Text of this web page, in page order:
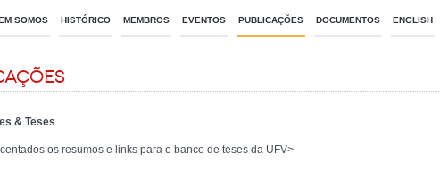
SOMOS HISTÓRICO MEMBROS EVENTOS PUBLICAÇÕES DOCUMENTOS ENGLISH
& Teses
os resumos e links para o banco de teses da UFV>